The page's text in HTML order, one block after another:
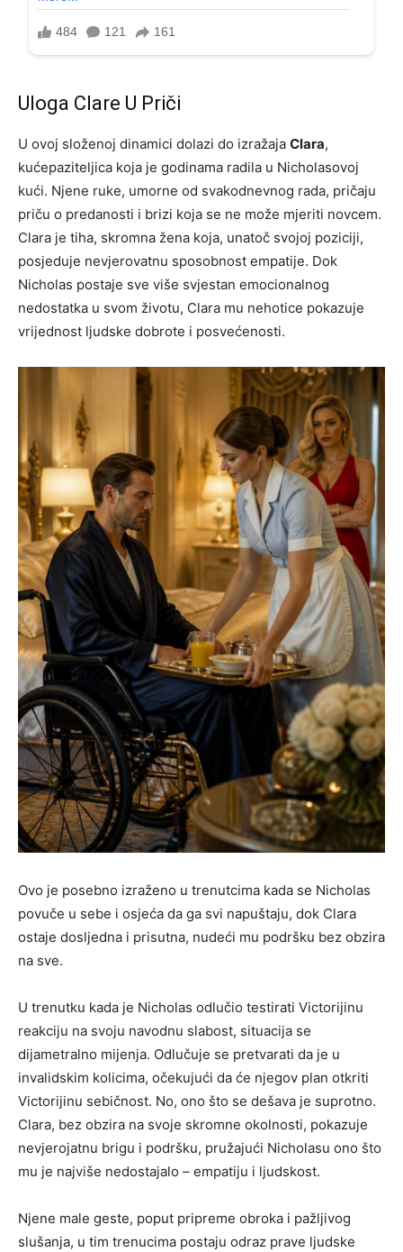
Uloga Clare U Priči
U ovoj složenoj dinamici dolazi do izražaja Clara,
kućepaziteljica koja je godinama radila u Nicholasovoj
kući. Njene ruke, umorne od svakodnevnog rada, pričaju
priču o predanosti i brizi koja se ne može mjeriti novcem.
Clara je tiha, skromna žena koja, unatoč svojoj poziciji,
posjeduje nevjerovatnu sposobnost empatije. Dok
Nicholas postaje sve više svjestan emocionalnog
nedostatka u svom životu, Clara mu nehotice pokazuje
vrijednost ljudske dobrote i posvećenosti.
Ovo je posebno izraženo u trenutcima kada se Nicholas
povuče u sebe i osjeća da ga svi napuštaju, dok Clara
ostaje dosljedna i prisutna, nudeći mu podršku bez obzira
na sve.
U trenutku kada je Nicholas odlučio testirati Victorijinu
reakciju na svoju navodnu slabost, situacija se
dijametralno mijenja. Odlučuje se pretvarati da je u
invalidskim kolicima, očekujući da će njegov plan otkriti
Victorijinu sebičnost. No, ono što se dešava je suprotno.
Clara, bez obzira na svoje skromne okolnosti, pokazuje
nevjerojatnu brigu i podršku, pružajući Nicholasu ono što
mu je najviše nedostajalo – empatiju i ljudskost.
Njene male geste, poput pripreme obroka i pažljivog
slušanja, u tim trenucima postaju odraz prave ljudske